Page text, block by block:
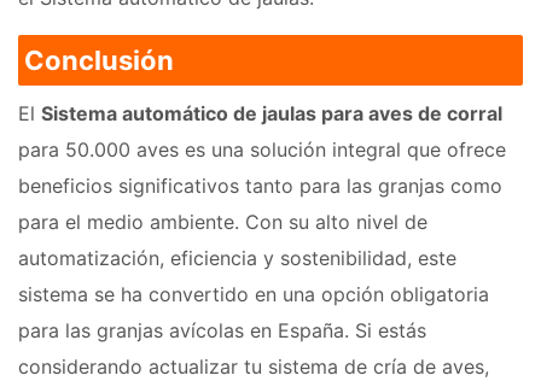
Conclusión
El Sistema automático de jaulas para aves de corral
para 50.000 aves es una solución integral que ofrece
beneficios significativos tanto para las granjas como
para el medio ambiente. Con su alto nivel de
automatización, eficiencia y sostenibilidad, este
sistema se ha convertido en una opción obligatoria
para las granjas avícolas en España. Si estás
considerando actualizar tu sistema de cría de aves,